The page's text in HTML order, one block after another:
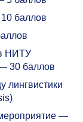
баллов
НИТУ
30 баллов
лингвистики
—